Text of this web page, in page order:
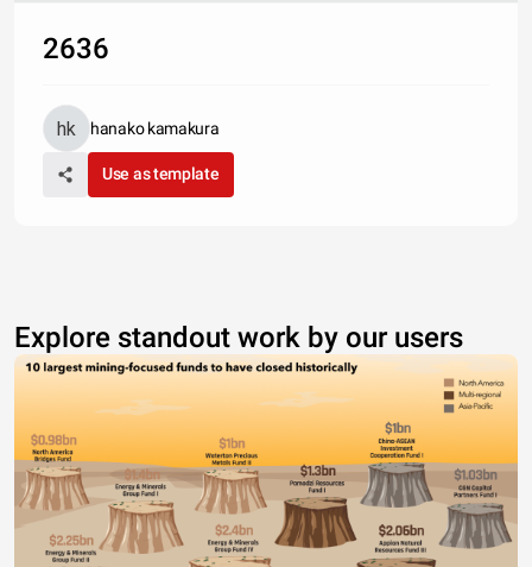
2636
hanako kamakura
Use as template
Explore standout work by our users